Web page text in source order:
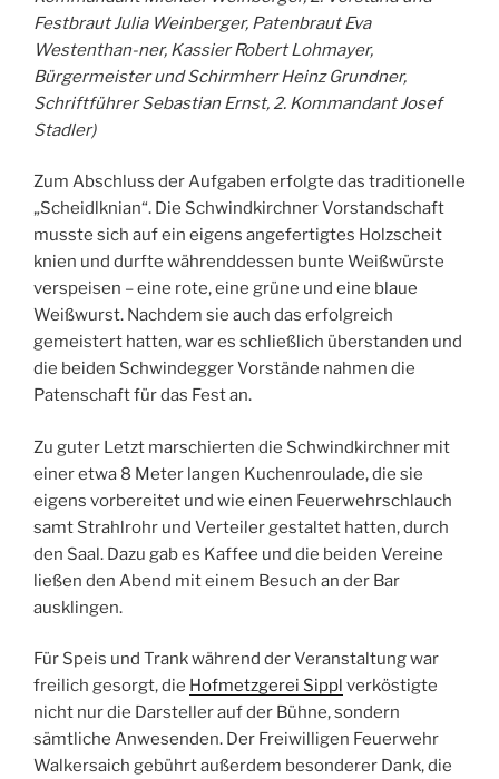
Festbraut Julia Weinberger, Patenbraut Eva
Westenthan-ner, Kassier Robert Lohmayer,
Bürgermeister und Schirmherr Heinz Grundner,
Schriftführer Sebastian Ernst, 2. Kommandant Josef
Stadler)
Zum Abschluss der Aufgaben erfolgte das traditionelle
„Scheidlknian“. Die Schwindkirchner Vorstandschaft
musste sich auf ein eigens angefertigtes Holzscheit
knien und durfte währenddessen bunte Weißwürste
verspeisen – eine rote, eine grüne und eine blaue
Weißwurst. Nachdem sie auch das erfolgreich
gemeistert hatten, war es schließlich überstanden und
die beiden Schwindegger Vorstände nahmen die
Patenschaft für das Fest an.
Zu guter Letzt marschierten die Schwindkirchner mit
einer etwa 8 Meter langen Kuchenroulade, die sie
eigens vorbereitet und wie einen Feuerwehrschlauch
samt Strahlrohr und Verteiler gestaltet hatten, durch
den Saal. Dazu gab es Kaffee und die beiden Vereine
ließen den Abend mit einem Besuch an der Bar
ausklingen.
Für Speis und Trank während der Veranstaltung war
freilich gesorgt, die Hofmetzgerei Sippl verköstigte
nicht nur die Darsteller auf der Bühne, sondern
sämtliche Anwesenden. Der Freiwilligen Feuerwehr
Walkersaich gebührt außerdem besonderer Dank, die